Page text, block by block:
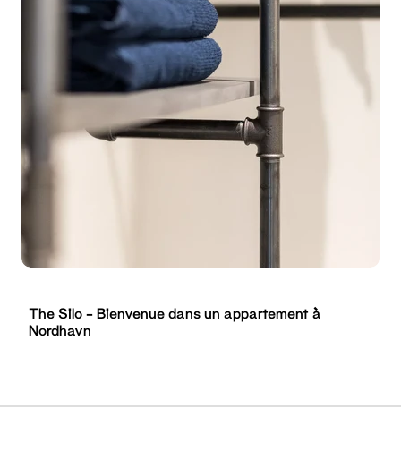
The Silo - Bienvenue dans un appartement à
Nordhavn